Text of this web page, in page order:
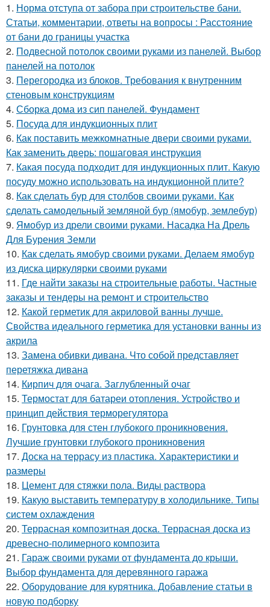
1. Норма отступа от забора при строительстве бани.
Статьи, комментарии, ответы на вопросы : Расстояние
от бани до границы участка
2. Подвесной потолок своими руками из панелей. Выбор
панелей на потолок
3. Перегородка из блоков. Требования к внутренним
стеновым конструкциям
4. Сборка дома из сип панелей. Фундамент
5. Посуда для индукционных плит
6. Как поставить межкомнатные двери своими руками.
Как заменить дверь: пошаговая инструкция
7. Какая посуда подходит для индукционных плит. Какую
посуду можно использовать на индукционной плите?
8. Как сделать бур для столбов своими руками. Как
сделать самодельный земляной бур (ямобур, землебур)
9. Ямобур из дрели своими руками. Насадка На Дрель
Для Бурения Земли
10. Как сделать ямобур своими руками. Делаем ямобур
из диска циркулярки своими руками
11. Где найти заказы на строительные работы. Частные
заказы и тендеры на ремонт и строительство
12. Какой герметик для акриловой ванны лучше.
Свойства идеального герметика для установки ванны из
акрила
13. Замена обивки дивана. Что собой представляет
перетяжка дивана
14. Кирпич для очага. Заглубленный очаг
15. Термостат для батареи отопления. Устройство и
принцип действия терморегулятора
16. Грунтовка для стен глубокого проникновения.
Лучшие грунтовки глубокого проникновения
17. Доска на террасу из пластика. Характеристики и
размеры
18. Цемент для стяжки пола. Виды раствора
19. Какую выставить температуру в холодильнике. Типы
систем охлаждения
20. Террасная композитная доска. Террасная доска из
древесно-полимерного композита
21. Гараж своими руками от фундамента до крыши.
Выбор фундамента для деревянного гаража
22. Оборудование для курятника. Добавление статьи в
новую подборку